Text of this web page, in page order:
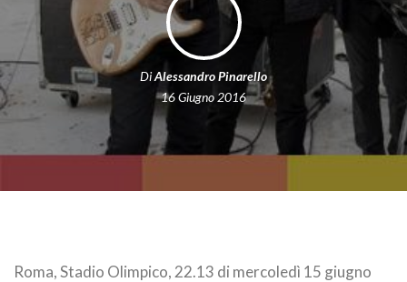
DiAlessandro Pinarello
16 Giugno 2016
Roma, Stadio Olimpico, 22.13 di mercoledì 15 giugno